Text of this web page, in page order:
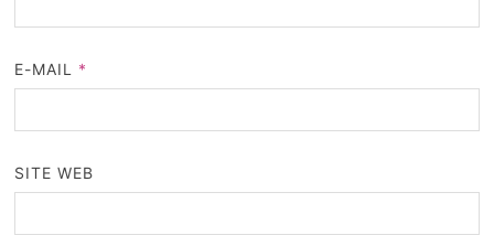
E-MAIL *
SITE WEB